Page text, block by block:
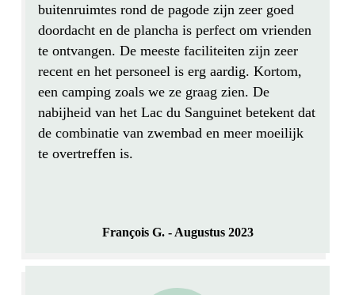
buitenruimtes rond de pagode zijn zeer goed
doordacht en de plancha is perfect om vrienden
te ontvangen. De meeste faciliteiten zijn zeer
recent en het personeel is erg aardig. Kortom,
een camping zoals we ze graag zien. De
nabijheid van het Lac du Sanguinet betekent dat
de combinatie van zwembad en meer moeilijk
te overtreffen is.
François G. - Augustus 2023